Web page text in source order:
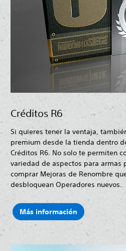
Créditos R6
Si quieres tener la ventaja,
premium desde la tienda dentro
Créditos R6. No solo te permiten
variedad de aspectos para armas
comprar Mejoras de Renombre
desbloquean Operadores nuevos.
Más información